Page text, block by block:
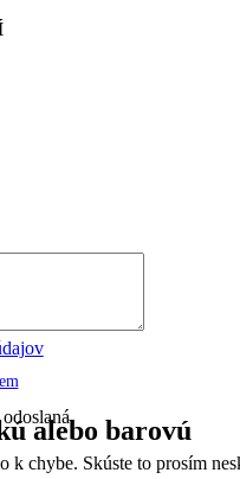
k chybe. Skúste to prosím
alebo barovú